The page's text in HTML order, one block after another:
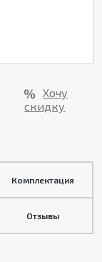
Хочу
скидку
Комплектация
Отзывы